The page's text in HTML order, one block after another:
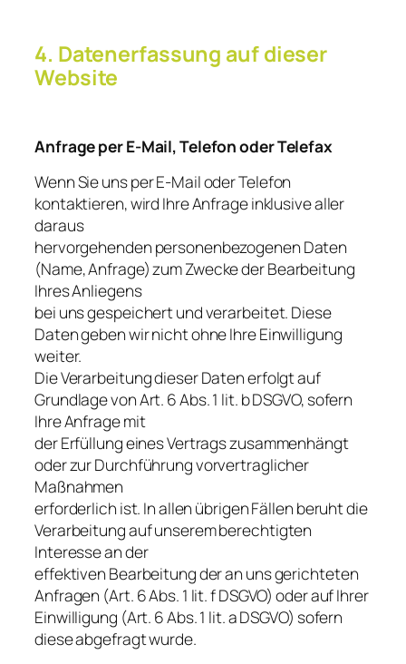
4. Datenerfassung auf dieser
Website
Anfrage per E-Mail, Telefon oder Telefax
Wenn Sie uns per E-Mail oder Telefon
kontaktieren, wird Ihre Anfrage inklusive aller
daraus
hervorgehenden personenbezogenen Daten
(Name, Anfrage) zum Zwecke der Bearbeitung
Ihres Anliegens
bei uns gespeichert und verarbeitet. Diese
Daten geben wir nicht ohne Ihre Einwilligung
weiter.
Die Verarbeitung dieser Daten erfolgt auf
Grundlage von Art. 6 Abs. 1 lit. b DSGVO, sofern
Ihre Anfrage mit
der Erfüllung eines Vertrags zusammenhängt
oder zur Durchführung vorvertraglicher
Maßnahmen
erforderlich ist. In allen übrigen Fällen beruht die
Verarbeitung auf unserem berechtigten
Interesse an der
effektiven Bearbeitung der an uns gerichteten
Anfragen (Art. 6 Abs. 1 lit. f DSGVO) oder auf Ihrer
Einwilligung (Art. 6 Abs. 1 lit. a DSGVO) sofern
diese abgefragt wurde.